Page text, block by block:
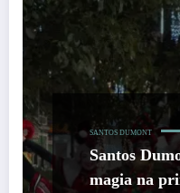
SANTOS DUMONT
Santos
magia na